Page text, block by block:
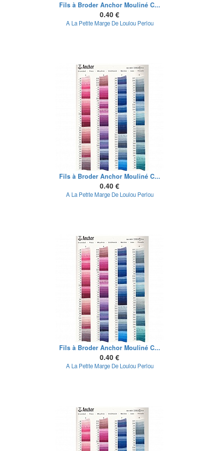
Fils à Broder Anchor Mouliné C...
0.40 €
A La Petite Marge De Loulou Perlou
Fils à Broder Anchor Mouliné C...
0.40 €
A La Petite Marge De Loulou Perlou
Fils à Broder Anchor Mouliné C...
0.40 €
A La Petite Marge De Loulou Perlou